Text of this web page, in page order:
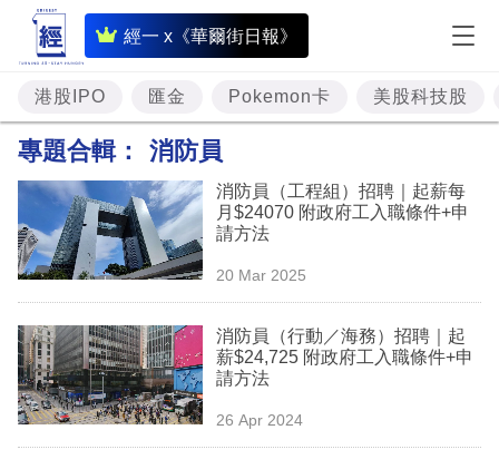
經一 x《華爾街日報》
即
時
財
經
題
投
資
樓
市
理
港股IPO 匯金 Pokemon卡 美股科技股
專題合輯： 消防員
消防員（工程組）招聘｜起薪每
月$24070 附政府工入職條件+申
請方法
20 Mar 2025
消防員（行動／海務）招聘｜起
薪$24,725 附政府工入職條件+申
請方法
26 Apr 2024